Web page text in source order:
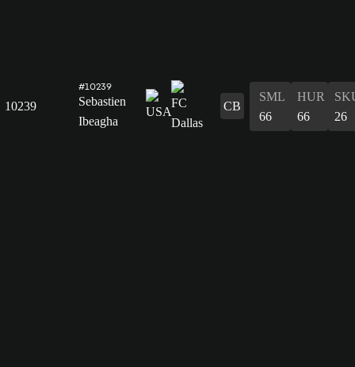
10239
#10239
Sebastien
Ibeagha
CB
SML
66
HUR
66
26